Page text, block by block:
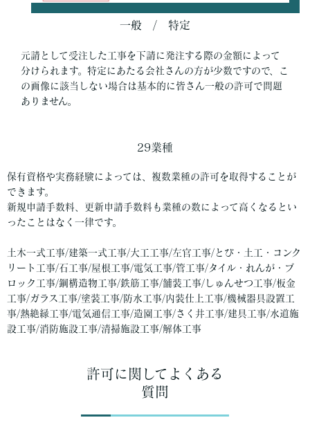
一般 / 特定
元請として受注した工事を下請に発注する際の金額によって
分けられます。特定にあたる会社さんの方が少数ですので、こ
の画像に該当しない場合は基本的に皆さん一般の許可で問題
ありません。
29業種
保有資格や実務経験によっては、複数業種の許可を取得することが
できます。
新規申請手数料、更新申請手数料も業種の数によって高くなるとい
ったことはなく一律です。
土木一式工事/建築一式工事/大工工事/左官工事/とび・土工・コンク
リート工事/石工事/屋根工事/電気工事/管工事/タイル・れんが・ブ
ロック工事/鋼構造物工事/鉄筋工事/舗装工事/しゅんせつ工事/板金
工事/ガラス工事/塗装工事/防水工事/内装仕上工事/機械器具設置工
事/熱絶縁工事/電気通信工事/造園工事/さく井工事/建具工事/水道施
設工事/消防施設工事/清掃施設工事/解体工事
許可に関してよくある
質問